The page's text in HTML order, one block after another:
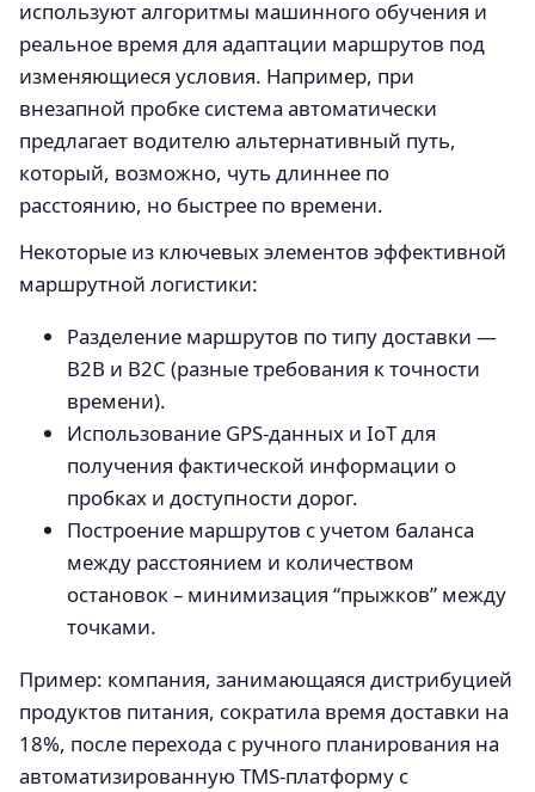
используют алгоритмы машинного обучения и
реальное время для адаптации маршрутов под
изменяющиеся условия. Например, при
внезапной пробке система автоматически
предлагает водителю альтернативный путь,
который, возможно, чуть длиннее по
расстоянию, но быстрее по времени.
Некоторые из ключевых элементов эффективной
маршрутной логистики:
Разделение маршрутов по типу доставки —
B2B и B2C (разные требования к точности
времени).
Использование GPS-данных и IoT для
получения фактической информации о
пробках и доступности дорог.
Построение маршрутов с учетом баланса
между расстоянием и количеством
остановок – минимизация “прыжков” между
точками.
Пример: компания, занимающаяся дистрибуцией
продуктов питания, сократила время доставки на
18%, после перехода с ручного планирования на
автоматизированную TMS-платформу с